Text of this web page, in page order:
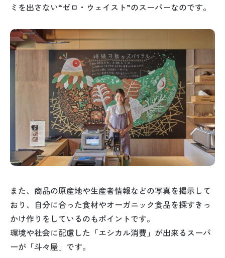
ミを出さない“ゼロ・ウェイスト”のスーパーなのです。
また、商品の原産地や生産者情報などの写真を掲示して
おり、自分に合った食材やオーガニック食品を探すきっ
かけ作りをしているのもポイントです。
環境や社会に配慮した「エシカル消費」が出来るスーパ
ーが「斗々屋」です。